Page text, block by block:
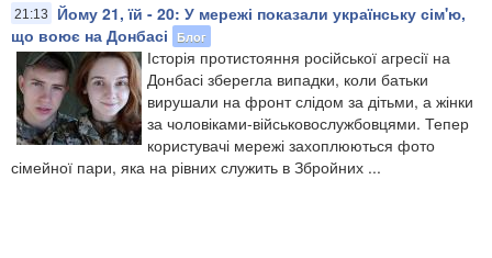
21:13
Йому 21, їй - 20: У мережі показали українську сім'ю,
що воює на Донбасі
Блог
Історія протистояння російської агресії на
Донбасі зберегла випадки, коли батьки
вирушали на фронт слідом за дітьми, а жінки
за чоловіками-військовослужбовцями. Тепер
користувачі мережі захоплюються фото
сімейної пари, яка на рівних служить в Збройних ...